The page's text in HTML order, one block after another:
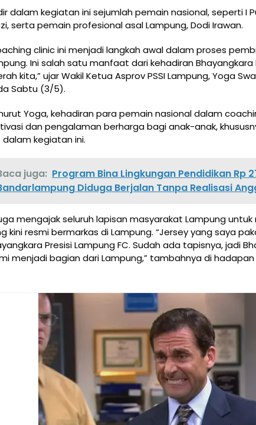
dalam kegiatan ini sejumlah pemain nasional, seperti I
serta pemain profesional asal Lampung, Dodi Irawan.
clinic ini menjadi langkah awal dalam proses
Ini salah satu manfaat dari kehadiran Bhayangkara
kita,” ujar Wakil Ketua Asprov PSSI Lampung, Yoga
Sabtu (3/5).
Yoga, kehadiran para pemain nasional dalam
dan pengalaman berharga bagi anak-anak,
dalam kegiatan ini.
juga: Program Bina Lingkungan Pendidikan Rp
Diduga Berjalan Tanpa Realisasi
mengajak seluruh lapisan masyarakat Lampung untuk
kini resmi bermarkas di Lampung. “Jersey yang saya
Presisi Lampung FC. Sudah ada tapisnya, jadi
menjadi bagian dari Lampung,” tambahnya di